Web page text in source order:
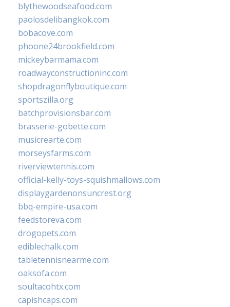
blythewoodseafood.com
paolosdelibangkok.com
bobacove.com
phoone24brookfield.com
mickeybarmama.com
roadwayconstructioninc.com
shopdragonflyboutique.com
sportszilla.org
batchprovisionsbar.com
brasserie-gobette.com
musicrearte.com
morseysfarms.com
riverviewtennis.com
official-kelly-toys-squishmallows.com
displaygardenonsuncrest.org
bbq-empire-usa.com
feedstoreva.com
drogopets.com
ediblechalk.com
tabletennisnearme.com
oaksofa.com
soultacohtx.com
capishcaps.com